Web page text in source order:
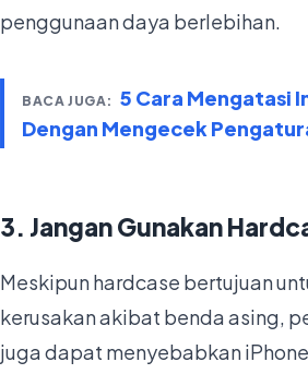
penggunaan daya berlebihan.
BACA JUGA: 5 Cara Mengatasi
Dengan Mengecek
3. Jangan Gunakan
Meskipun hardcase bertujuan
kerusakan akibat benda asing,
juga dapat menyebabkan